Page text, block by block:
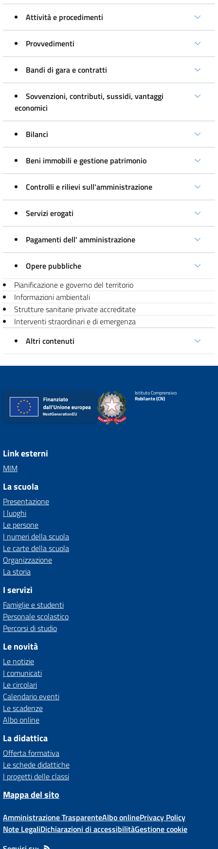
Attività e procedimenti
Provvedimenti
Bandi di gara e contratti
Sovvenzioni, contributi, sussidi, vantaggi
economici
Bilanci
Beni immobili e gestione patrimonio
Controlli e rilievi sull'amministrazione
Servizi erogati
Pagamenti dell' amministrazione
Opere pubbliche
Pianificazione e governo del territorio
Informazioni ambientali
Strutture sanitarie private accreditate
Interventi straordinari e di emergenza
Altri contenuti
Istituto Comprensivo
Robilante (CN)
Link esterni
MIM
La scuola
Presentazione
I luoghi
Le persone
I numeri della scuola
Le carte della scuola
Organizzazione
La storia
I servizi
Famiglie e studenti
Personale scolastico
Percorsi di studio
Le novità
Le notizie
I comunicati
Le circolari
Calendario eventi
Le scadenze
Albo online
La didattica
Offerta formativa
Le schede didattiche
I progetti delle classi
Mappa del sito
Amministrazione TrasparenteAlbo onlinePrivacy Policy
Note LegaliDichiarazioni di accessibilitàGestione cookie